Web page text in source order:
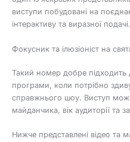
виступи побудовані на
інтерактиву та виразної подачі.
Фокусник та ілюзіоніст на
Такий номер добре підходить
програми, коли потрібно
справжнього шоу. Виступ
майданчика, вік аудиторії та
Нижче представлені відео та